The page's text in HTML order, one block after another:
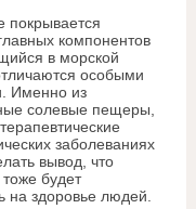
покрывается
компонентов
в морской
особыми
Именно из
солевые пещеры,
заболеваниях
вывод, что
будет
на здоровье людей.